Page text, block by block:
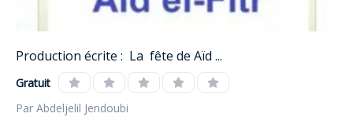
Production écrite : La fête de Aïd ...
Gratuit
Par Abdeljelil Jendoubi